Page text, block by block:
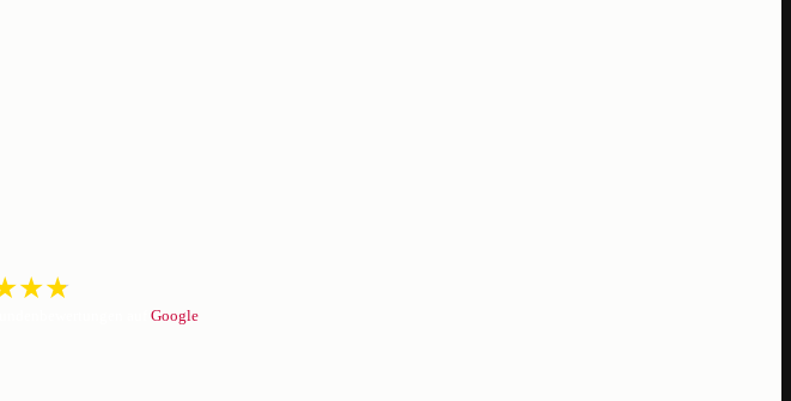
Google